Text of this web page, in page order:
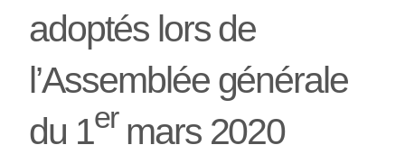
adoptés lors de
l’Assemblée générale
du 1er mars 2020